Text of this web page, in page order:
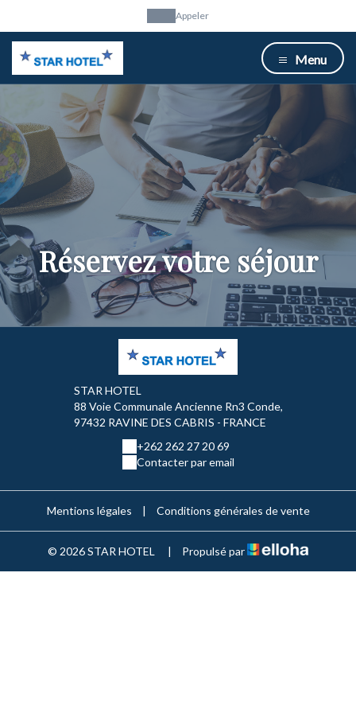
Appeler
Menu
Réservez votre séjour
STAR HOTEL
88 Voie Communale Ancienne Rn3 Conde,
97432 RAVINE DES CABRIS - FRANCE
+262 262 27 20 69
Contacter par email
Mentions légales | Conditions générales de vente
© 2026 STAR HOTEL | Propulsé par